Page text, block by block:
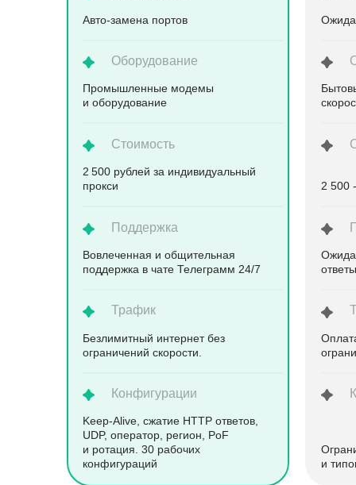
Aвто-замена портов
Оборудование
Стоимость
Промышленные модемы
и оборудование
Поддержка
Вовлеченная и общительная
поддержка в чате Телеграмм 24/7
Трафик
2 500 рублей за индивидуальный
прокси
2 500
Конфигурации
ответы
Безлимитный интернет без
ограничений скорости.
Keep-Alive, сжатие HTTP ответов,
UDP, оператор, регион, PoF
и ротация. 30 рабочих
конфигураций
и